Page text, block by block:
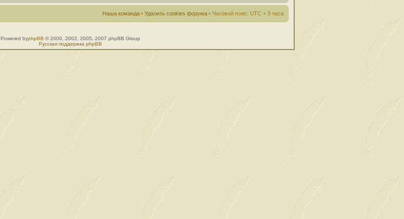
Наша команда • Удалить cookies форума • Часовой пояс: UTC + 3 часа
Powered byphpBB © 2000, 2002, 2005, 2007 phpBB Group
Русская поддержка phpBB